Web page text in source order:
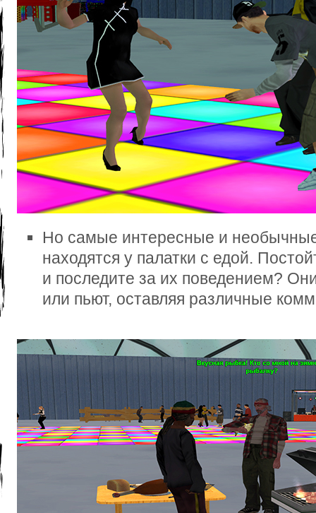
Но самые интересные и
находятся у палатки с едой.
и последите за их поведением?
или пьют, оставляя различные